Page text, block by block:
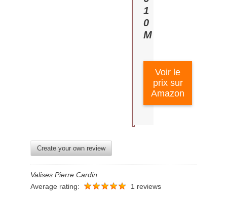
1
0
M
Voir le
prix sur
Amazon
Create your own review
Valises Pierre Cardin
Average rating:
1 reviews